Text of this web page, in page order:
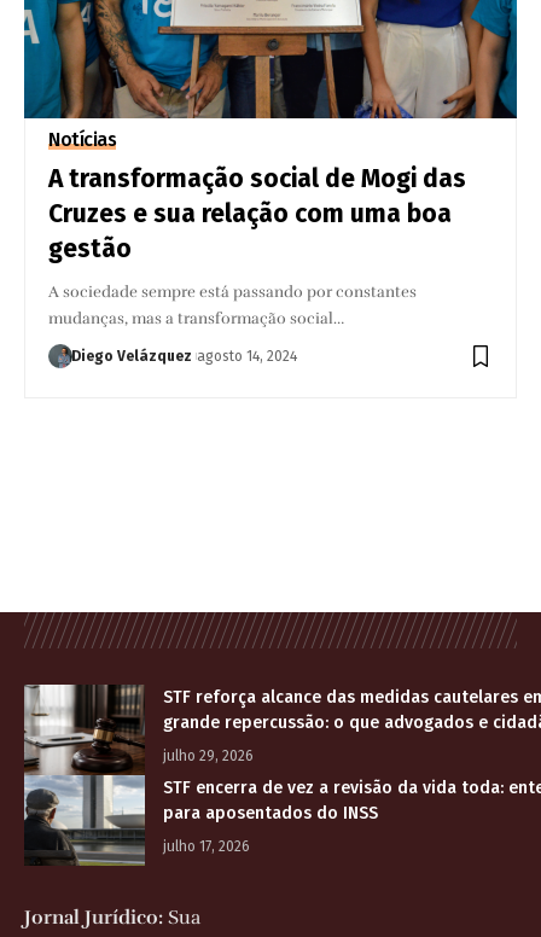
Notícias
A transformação social de Mogi das
Cruzes e sua relação com uma boa
gestão
A sociedade sempre está passando por constantes
mudanças, mas a transformação social…
Diego Velázquez agosto 14, 2024
STF reforça alcance das medidas cautelares
grande repercussão: o que advogados e
julho 29, 2026
STF encerra de vez a revisão da vida toda:
para aposentados do INSS
julho 17, 2026
Jornal Jurídico: Sua